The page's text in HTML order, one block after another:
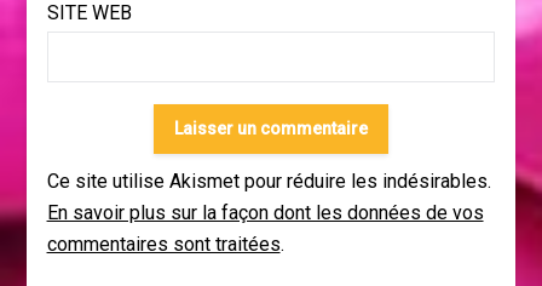
SITE WEB
Ce site utilise Akismet pour réduire les indésirables.
En savoir plus sur la façon dont les données de vos
commentaires sont traitées.